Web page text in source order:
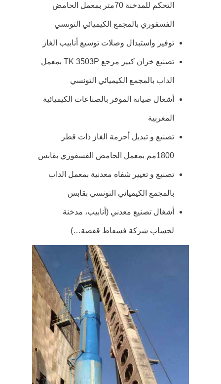
التحكم للمدخنة 70متر بمعمل الحامض
الفسفوري بالمجمع الكيميائي التونسي
توفير واستبدال وصلات توسيع أنابيب الغاز
تصنيع خزان كبير مرجع TK 3503P بمعمل
الداب بالمجمع الكيميائي التونسي
أشغال صيانة الموفر بالصناعات الكيميائية
المغربية
تصنيع و تبديل أحزمة الغاز ذات قطر
1800مم بمعمل الحامض الفسفوري بقابس
تصنيع و تغيير شفاه معدنية بمعمل الداب
بالمجمع الكيميائي التونسي بقابس
أشغال تصنيع معدني (أنابيب، مدخنة
لحساب شركة فسفاط قفصة…)